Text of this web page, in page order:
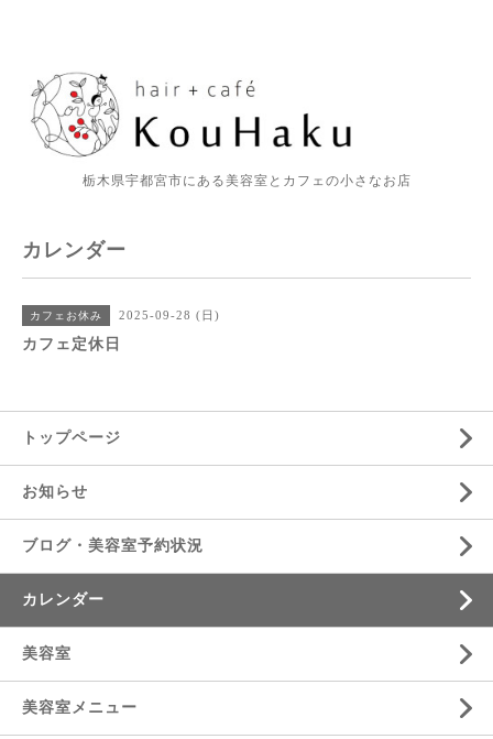
栃木県宇都宮市にある美容室とカフェの小さなお店
カレンダー
カフェお休み 2025-09-28 (日)
カフェ定休日
トップページ
お知らせ
ブログ・美容室予約状況
カレンダー
美容室
美容室メニュー